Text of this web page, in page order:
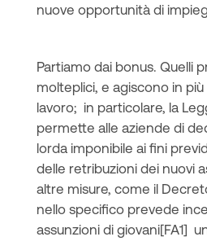
nuove opportunità di
Partiamo dai bonus. Quelli
molteplici, e agiscono in
lavoro; in particolare, la
permette alle aziende di
lorda imponibile ai fini
delle retribuzioni dei nuovi
altre misure, come il
nello specifico prevede
assunzioni di giovani[FA1]